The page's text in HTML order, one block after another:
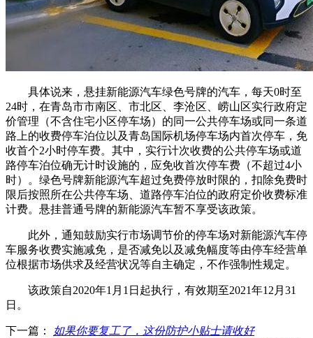
具体说来，悬挂新能源汽车绿色号牌的汽车，每天0时至
24时，在青岛市市南区、市北区、李沧区、崂山区实行政府定
价管理（不含住宅小区停车场）的同一公共停车场或同一条道
路上的收费停车泊位以及青岛国际机场停车场内首次停车，免
收首个2小时停车费。其中，实行计次收费的公共停车场或道
路停车泊位确无计时设施的，应免收首次停车费（不超过4小
时）。绿色号牌新能源汽车超过免费停放时限的，扣除免费时
限后按照所在公共停车场、道路停车泊位的政府定价收费标准
计费。悬挂普通号牌的新能源汽车暂不享受该政策。
此外，通知鼓励实行市场调节价的停车场对新能源汽车停
车服务收费实施减免，是否减免以及减免幅度等由停车经营单
位根据市场供求及经营状况等自主确定，不作强制性规定。
该政策自2020年1月1日起执行，有效期至2021年12月31
日。
下一篇：
如果你要复工了，这份防护小贴士请收好